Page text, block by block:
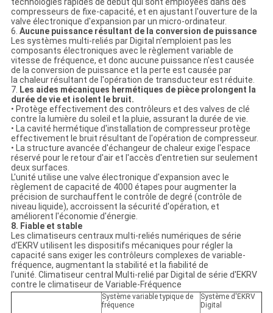
technologies rapides de début qui sont employées dans des
compresseurs de fixe-capacité, et en ajustant l'ouverture de la
valve électronique d'expansion par un micro-ordinateur.
6. Aucune puissance résultant de la conversion de puissance
Les systèmes multi-reliés par Digital n'emploient pas les
composants électroniques avec le règlement variable de
vitesse de fréquence, et donc aucune puissance n'est causée
de la conversion de puissance et la perte est causée par
la chaleur résultant de l'opération de transducteur est réduite.
7. Les aides mécaniques hermétiques de pièce prolongent la
durée de vie et isolent le bruit.
• Protège effectivement des contrôleurs et des valves de clé
contre la lumière du soleil et la pluie, assurant la durée de vie.
• La cavité hermétique d'installation de compresseur protège
effectivement le bruit résultant de l'opération de compresseur.
• La structure avancée d'échangeur de chaleur exige l'espace
réservé pour le retour d'air et l'accès d'entretien sur seulement
deux surfaces.
L'unité utilise une valve électronique d'expansion avec le
règlement de capacité de 4000 étapes pour augmenter la
précision de surchauffent le contrôle de degré (contrôle de
niveau liquide), accroissent la sécurité d'opération, et
améliorent l'économie d'énergie.
8. Fiable et stable
Les climatiseurs centraux multi-reliés numériques de série
d'EKRV utilisent les dispositifs mécaniques pour régler la
capacité sans exiger les contrôleurs complexes de variable-
fréquence, augmentant la stabilité et la fiabilité de
l'unité. Climatiseur central Multi-relié par Digital de série d'EKRV
contre le climatiseur de Variable-Fréquence
Système variable typique de
fréquence
Système d'EKRV
Digital